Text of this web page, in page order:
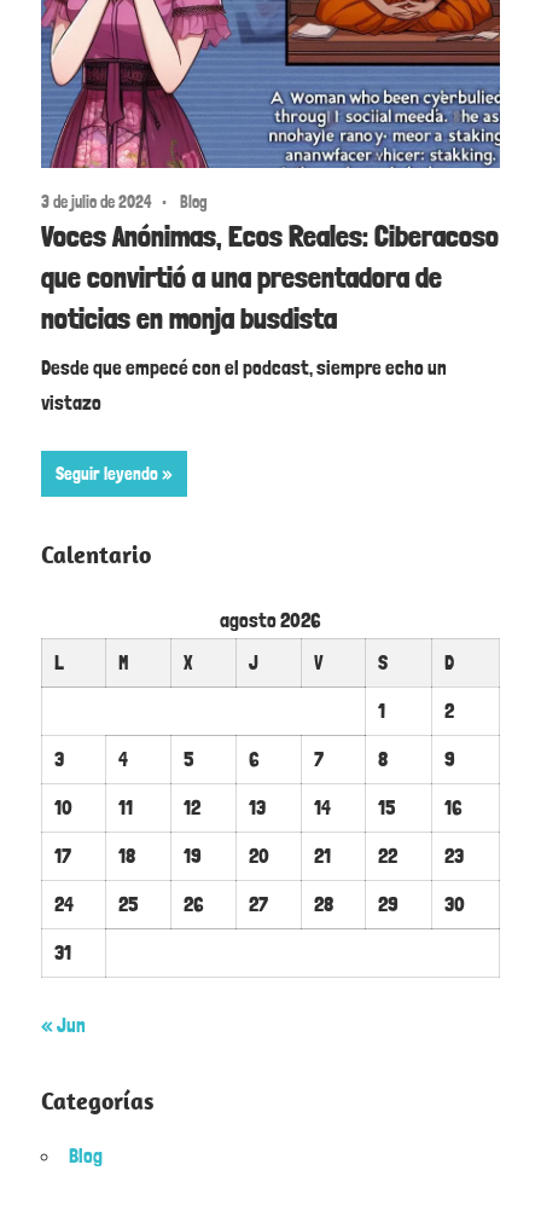
3 de julio de 2024 Blog
Voces Anónimas, Ecos Reales: Ciberacoso
que convirtió a una presentadora de
noticias en monja busdista
Desde que empecé con el podcast, siempre echo un
vistazo
Seguir leyendo
Calentario
agosto 2026
L
M X J V S
D
1
2
3
4 5 6 7 8
9
10
11 12 13 14 15
16
17
18 19 20 21 22
23
24
25 26 27 28 29
30
31
« Jun
Categorías
Blog